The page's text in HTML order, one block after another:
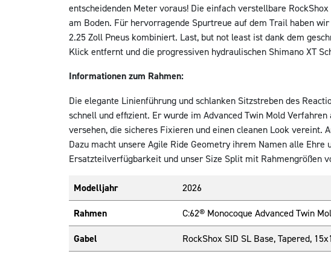
entscheidenden Meter voraus! Die einfach verstellbare
am Boden. Für hervorragende Spurtreue auf dem Trail haben
2.25 Zoll Pneus kombiniert. Last, but not least ist dank dem
Klick entfernt und die progressiven hydraulischen Shimano XT
Informationen zum Rahmen:
Die elegante Linienführung und schlanken Sitzstreben des
schnell und effizient. Er wurde im Advanced Twin Mold
versehen, die sicheres Fixieren und einen cleanen Look
Dazu macht unsere Agile Ride Geometry ihrem Namen alle
Ersatzteilverfügbarkeit und unser Size Split mit Rahmengrößen
Modelljahr 2026
Rahmen C:62® Monocoque Advanced Twin
Gabel RockShox SID SL Base, Tapered,